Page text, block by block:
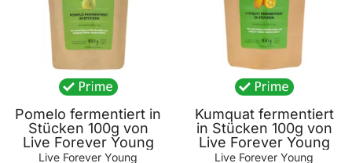
Pomelo fermentiert in
Stücken 100g von
Live Forever Young
Live Forever Young
Kumquat fermentiert
in Stücken 100g von
Live Forever Young
Live Forever Young